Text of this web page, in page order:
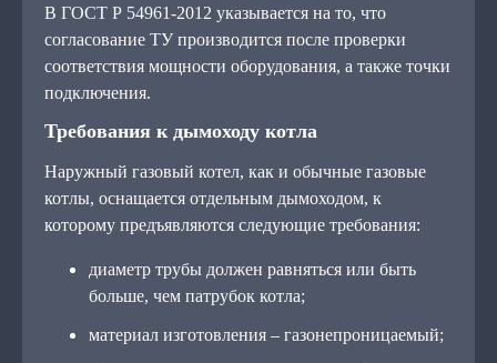
В ГОСТ Р 54961-2012 указывается на то, что
согласование ТУ производится после проверки
соответствия мощности оборудования, а также точки
подключения.
Требования к дымоходу котла
Наружный газовый котел, как и обычные газовые
котлы, оснащается отдельным дымоходом, к
которому предъявляются следующие требования:
диаметр трубы должен равняться или быть
больше, чем патрубок котла;
материал изготовления – газонепроницаемый;